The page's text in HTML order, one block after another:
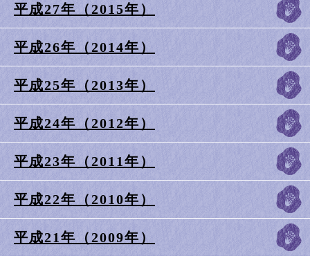
平成27年（2015年）
平成26年（2014年）
平成25年（2013年）
平成24年（2012年）
平成23年（2011年）
平成22年（2010年）
平成21年（2009年）